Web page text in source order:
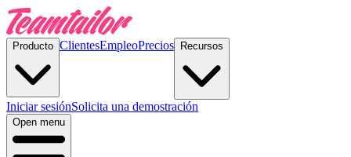
Producto ClientesEmpleoPrecios Recursos
Iniciar sesiónSolicita una demostración
Open menu